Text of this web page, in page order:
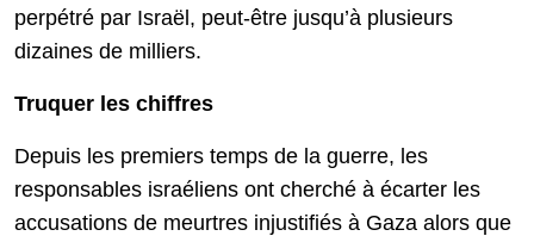
perpétré par Israël, peut-être jusqu’à plusieurs
dizaines de milliers.
Truquer les chiffres
Depuis les premiers temps de la guerre, les
responsables israéliens ont cherché à écarter les
accusations de meurtres injustifiés à Gaza alors que